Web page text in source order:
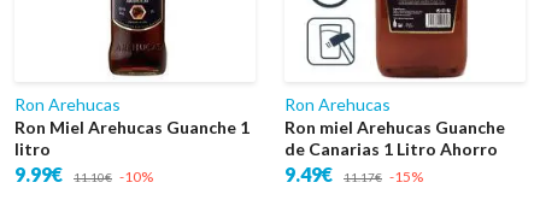
Ron Arehucas
Ron Miel Arehucas Guanche 1
litro
9.99€ 11.10€ -10%
Ron Arehucas
Ron miel Arehucas Guanche
de Canarias 1 Litro Ahorro
9.49€ 11.17€ -15%